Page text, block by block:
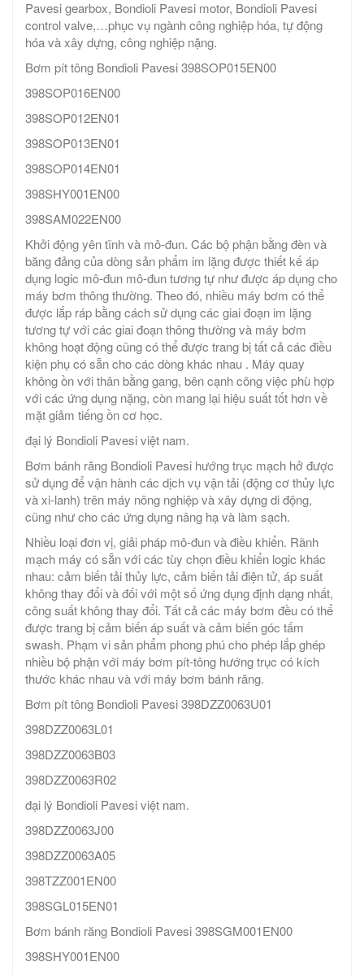
Pavesi gearbox, Bondioli Pavesi motor, Bondioli Pavesi
control valve,…phục vụ ngành công nghiệp hóa, tự động
hóa và xây dựng, công nghiệp nặng.
Bơm pít tông Bondioli Pavesi 398SOP015EN00
398SOP016EN00
398SOP012EN01
398SOP013EN01
398SOP014EN01
398SHY001EN00
398SAM022EN00
Khởi động yên tĩnh và mô-đun. Các bộ phận bằng đèn và
băng đảng của dòng sản phẩm im lặng được thiết kế áp
dụng logic mô-đun mô-đun tương tự như được áp dụng cho
máy bơm thông thường. Theo đó, nhiều máy bơm có thể
được lắp ráp bằng cách sử dụng các giai đoạn im lặng
tương tự với các giai đoạn thông thường và máy bơm
không hoạt động cũng có thể được trang bị tất cả các điều
kiện phụ có sẵn cho các dòng khác nhau . Máy quay
không ồn với thân bằng gang, bên cạnh công việc phù hợp
với các ứng dụng nặng, còn mang lại hiệu suất tốt hơn về
mặt giảm tiếng ồn cơ học.
đại lý Bondioli Pavesi việt nam.
Bơm bánh răng Bondioli Pavesi hướng trục mạch hở được
sử dụng để vận hành các dịch vụ vận tải (động cơ thủy lực
và xi-lanh) trên máy nông nghiệp và xây dựng di động,
cũng như cho các ứng dụng nâng hạ và làm sạch.
Nhiều loại đơn vị, giải pháp mô-đun và điều khiển. Rãnh
mạch máy có sẵn với các tùy chọn điều khiển logic khác
nhau: cảm biến tải thủy lực, cảm biến tải điện tử, áp suất
không thay đổi và đối với một số ứng dụng định dạng nhất,
công suất không thay đổi. Tất cả các máy bơm đều có thể
được trang bị cảm biến áp suất và cảm biến góc tấm
swash. Phạm vi sản phẩm phong phú cho phép lắp ghép
nhiều bộ phận với máy bơm pít-tông hướng trục có kích
thước khác nhau và với máy bơm bánh răng.
Bơm pít tông Bondioli Pavesi 398DZZ0063U01
398DZZ0063L01
398DZZ0063B03
398DZZ0063R02
đại lý Bondioli Pavesi việt nam.
398DZZ0063J00
398DZZ0063A05
398TZZ001EN00
398SGL015EN01
Bơm bánh răng Bondioli Pavesi 398SGM001EN00
398SHY001EN00